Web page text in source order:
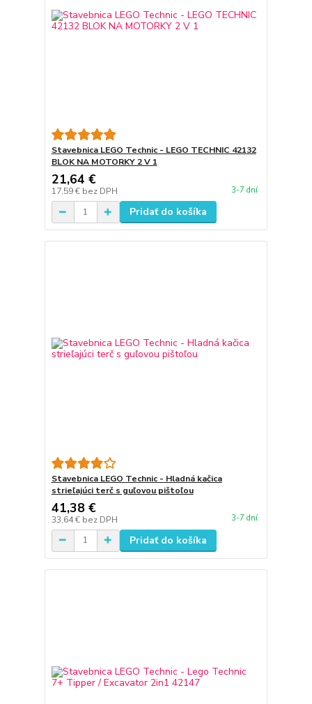
Stavebnica LEGO Technic - LEGO TECHNIC 42132
BLOK NA MOTORKY 2 V 1
21,64 €
17,59 € bez DPH 3-7 dní
Pridať do košíka
Stavebnica LEGO Technic - Hladná kačica
strieľajúci terč s guľovou pištoľou
41,38 €
33,64 € bez DPH 3-7 dní
Pridať do košíka